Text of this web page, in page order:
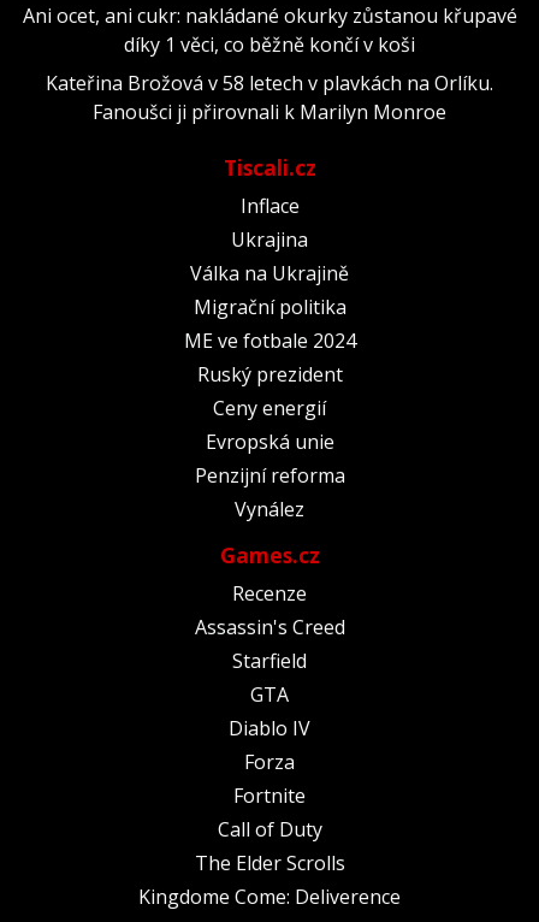
Ani ocet, ani cukr: nakládané okurky zůstanou křupavé
díky 1 věci, co běžně končí v koši
Kateřina Brožová v 58 letech v plavkách na Orlíku.
Fanoušci ji přirovnali k Marilyn Monroe
Tiscali.cz
Inflace
Ukrajina
Válka na Ukrajině
Migrační politika
ME ve fotbale 2024
Ruský prezident
Ceny energií
Evropská unie
Penzijní reforma
Vynález
Games.cz
Recenze
Assassin's Creed
Starfield
GTA
Diablo IV
Forza
Fortnite
Call of Duty
The Elder Scrolls
Kingdome Come: Deliverence